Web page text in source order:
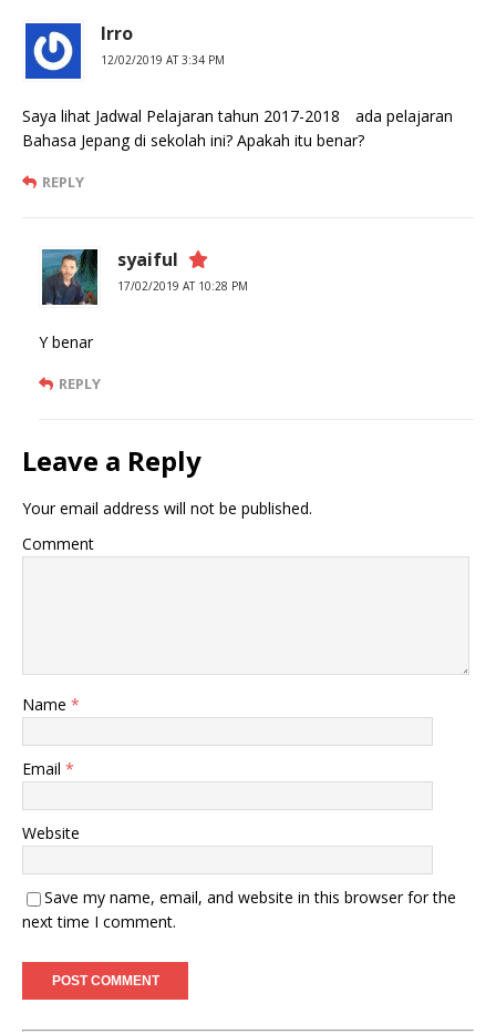
Irro
12/02/2019 AT 3:34 PM
Saya lihat Jadwal Pelajaran tahun 2017-2018 ada pelajaran
Bahasa Jepang di sekolah ini? Apakah itu benar?
REPLY
syaiful
17/02/2019 AT 10:28 PM
Y benar
REPLY
Leave a Reply
Your email address will not be published.
Comment
Name *
Email *
Website
Save my name, email, and website in this browser for the
next time I comment.